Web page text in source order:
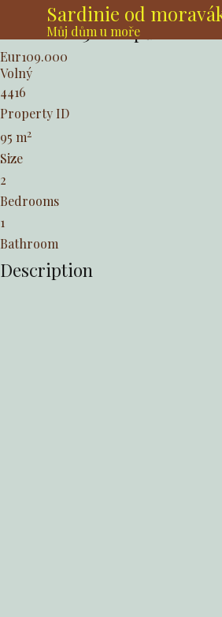
content
Sardinie od
Můj dům u moře
Valledoria 3+kk v půvabném
Eur109.000
Volný
4416
Property ID
95 m2
Size
2
Bedrooms
1
Bathroom
Description